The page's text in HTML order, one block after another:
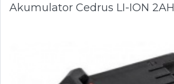
Akumulator Cedrus LI-ION 2AH